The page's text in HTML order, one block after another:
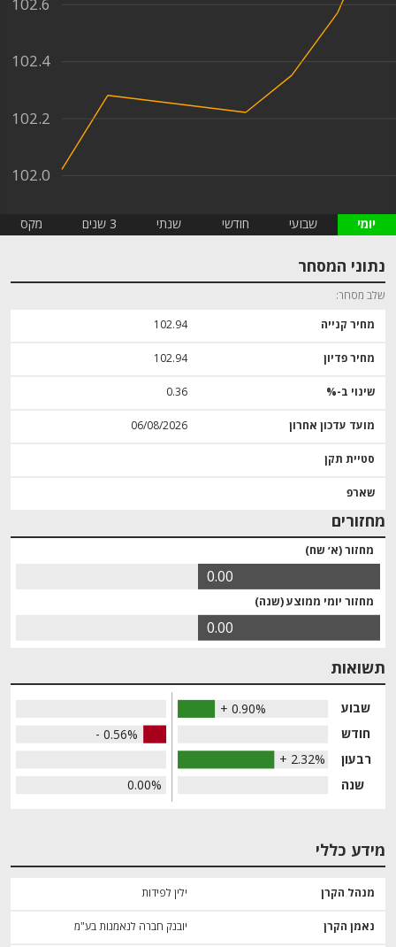
102.0
102.2
102.4
102.6
יומי שבועי חודשי שנתי 3 שנים מקס
נתוני המסחר
שלב מסחר
מחיר קנייה 102.94
מחיר פדיון 102.94
שינוי ב-% 0.36
מועד עדכון אחרון 06/08/2026
סטיית תקן
שארפ
מחזורים
0.00
0.00
מחזור יומי ממוצע (שנה)
מחזור (א׳ שח)
תשואות
+ 0.90%
- 0.56%
+ 2.32%
0.00% שנה
רבעון
חודש
שבוע
מידע כללי
מנהל הקרן ילין לפידות
נאמן הקרן יובנק חברה לנאמנות בע"מ